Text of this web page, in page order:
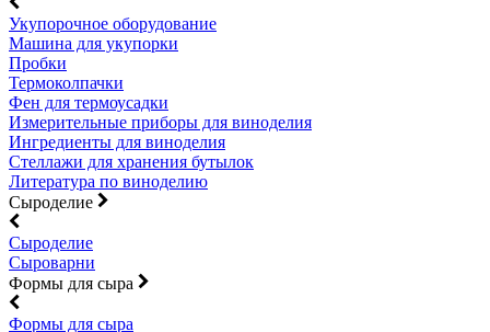
Укупорочное оборудование
Машина для укупорки
Пробки
Термоколпачки
Фен для термоусадки
Измерительные приборы для виноделия
Ингредиенты для виноделия
Стеллажи для хранения бутылок
Литература по виноделию
Сыроделие
Сыроделие
Сыроварни
Формы для сыра
Формы для сыра